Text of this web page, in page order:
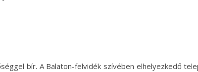
bír. A Balaton-felvidék szívében elhelyezkedő